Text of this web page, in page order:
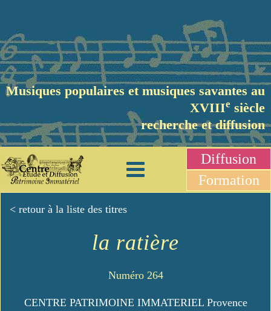
Musiques populaires et musiques savantes au
XVIIIe siècle
recherche et diffusion
Diffusion
Formation
< retour à la liste des titres
la ratière
Numéro 264
CENTRE PATRIMOINE IMMATERIEL Provence